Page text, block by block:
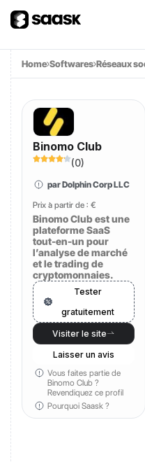
Home Softwares Réseaux
Binomo Club
(0)
par Dolphin Corp LLC
Prix à partir de : €
Binomo Club est une
plateforme SaaS
tout-en-un pour
l’analyse de marché
et le trading de
cryptomonnaies.
Tester
gratuitement
Visiter le site
Laisser un avis
Vous faites partie de
Binomo Club ?
Revendiquez ce profil
Pourquoi Saask ?